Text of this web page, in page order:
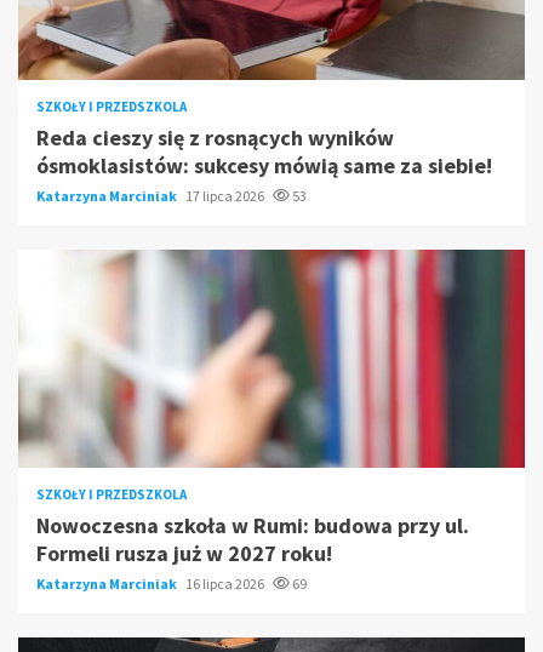
SZKOŁY I PRZEDSZKOLA
Reda cieszy się z rosnących wyników
ósmoklasistów: sukcesy mówią same za siebie!
Katarzyna Marciniak 17 lipca 2026 53
SZKOŁY I PRZEDSZKOLA
Nowoczesna szkoła w Rumi: budowa przy ul.
Formeli rusza już w 2027 roku!
Katarzyna Marciniak 16 lipca 2026 69